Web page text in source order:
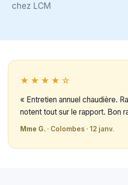
chez LCM
★★★★☆
« Entretien annuel chaudière.
notent tout sur le rapport. Bon
Mme G. · Colombes · 12 janv.